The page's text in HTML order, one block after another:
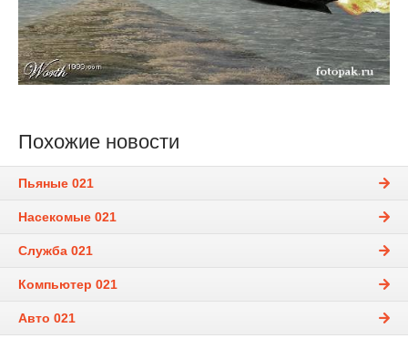
Похожие новости
Пьяные 021
Насекомые 021
Служба 021
Компьютер 021
Авто 021